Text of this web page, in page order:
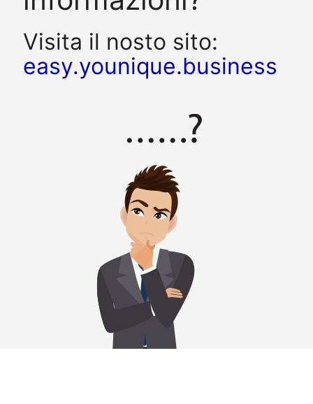
Visita il nosto sito:
easy.younique.business